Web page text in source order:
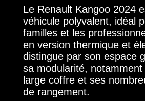
Le Renault Kangoo 2024
véhicule polyvalent, idéal
familles et les
en version thermique et
distingue par son espace
sa modularité, notamment
large coffre et ses
de rangement.